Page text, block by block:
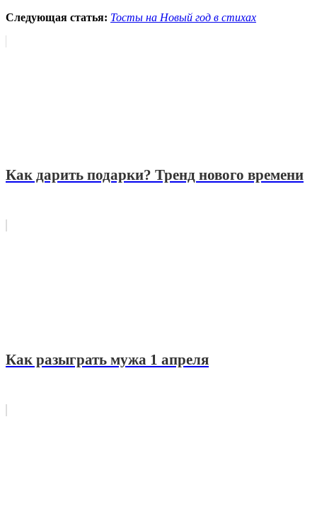
Следующая статья: Тосты на Новый год в стихах
Как дарить подарки? Тренд нового времени
Как разыграть мужа 1 апреля